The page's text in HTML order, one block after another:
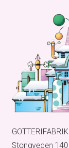
Stongvegen 140